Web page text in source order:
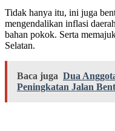
Tidak hanya itu, ini juga
mengendalikan inflasi
bahan pokok. Serta
Selatan.
Baca juga Dua
Peningkatan Jalan